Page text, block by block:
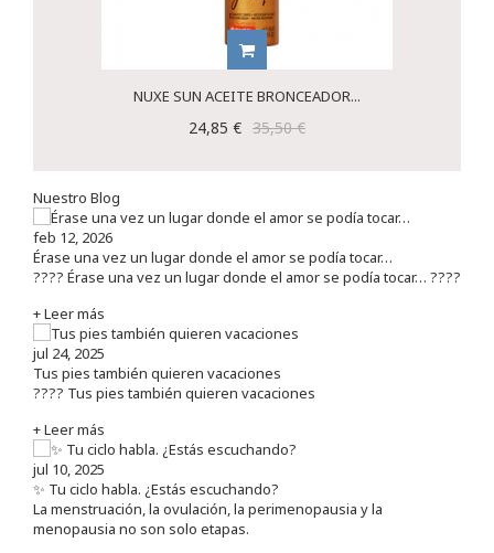
NUXE SUN ACEITE BRONCEADOR...
24,85 € 35,50 €
Nuestro Blog
feb 12, 2026
Érase una vez un lugar donde el amor se podía tocar…
???? Érase una vez un lugar donde el amor se podía tocar… ????
+ Leer más
jul 24, 2025
Tus pies también quieren vacaciones
???? Tus pies también quieren vacaciones
+ Leer más
jul 10, 2025
✨ Tu ciclo habla. ¿Estás escuchando?
La menstruación, la ovulación, la perimenopausia y la
menopausia no son solo etapas.